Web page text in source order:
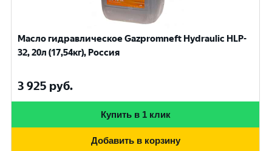
Масло гидравлическое Gazpromneft Hydraulic HLP-
32, 20л (17,54кг), Россия
3 925 руб.
Купить в 1 клик
Добавить в корзину